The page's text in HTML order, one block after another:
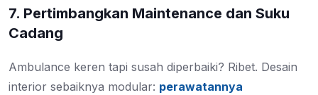
7. Pertimbangkan Maintenance dan Suku
Cadang
Ambulance keren tapi susah diperbaiki? Ribet. Desain
interior sebaiknya modular: perawatannya